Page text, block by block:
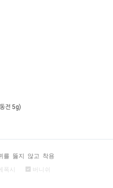
전 5g)
를 뚫지 않고 착용
폭시 버니쉬